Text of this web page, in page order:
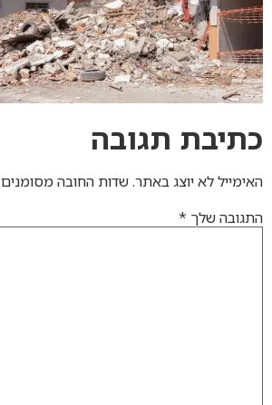
כתיבת תגובה
האימייל לא יוצג באתר.שדות החובה מסומנים
התגובה שלך *